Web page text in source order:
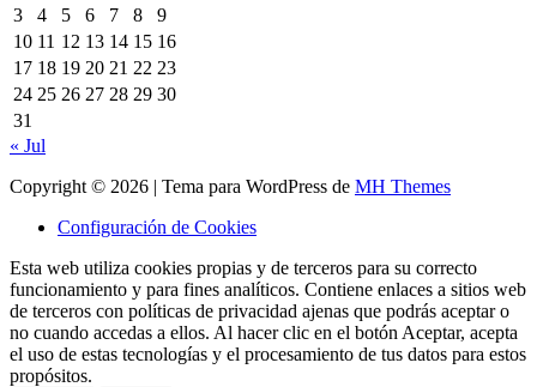
3
4 5 6 7 8
9
10 11 12 13 14 15 16
17 18 19 20 21 22 23
24 25 26 27 28 29 30
31
« Jul
Copyright © 2026 | Tema para WordPress de MH Themes
Configuración de Cookies
Esta web utiliza cookies propias y de terceros para su correcto
funcionamiento y para fines analíticos. Contiene enlaces a sitios web
de terceros con políticas de privacidad ajenas que podrás aceptar o
no cuando accedas a ellos. Al hacer clic en el botón Aceptar, acepta
el uso de estas tecnologías y el procesamiento de tus datos para estos
propósitos.